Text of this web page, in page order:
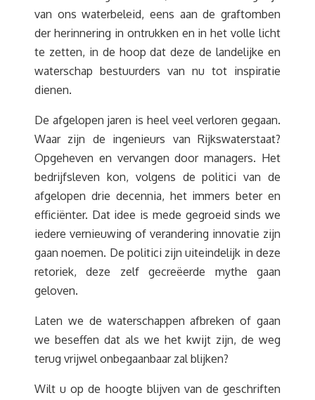
van ons waterbeleid, eens aan de graftomben
der herinnering in ontrukken en in het volle licht
te zetten, in de hoop dat deze de landelijke en
waterschap bestuurders van nu tot inspiratie
dienen.
De afgelopen jaren is heel veel verloren gegaan.
Waar zijn de ingenieurs van Rijkswaterstaat?
Opgeheven en vervangen door managers. Het
bedrijfsleven kon, volgens de politici van de
afgelopen drie decennia, het immers beter en
efficiënter. Dat idee is mede gegroeid sinds we
iedere vernieuwing of verandering innovatie zijn
gaan noemen. De politici zijn uiteindelijk in deze
retoriek, deze zelf gecreëerde mythe gaan
geloven.
Laten we de waterschappen afbreken of gaan
we beseffen dat als we het kwijt zijn, de weg
terug vrijwel onbegaanbaar zal blijken?
Wilt u op de hoogte blijven van de geschriften